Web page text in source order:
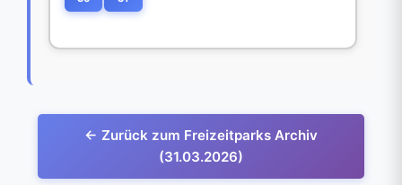
← Zurück zum Freizeitparks Archiv
(31.03.2026)